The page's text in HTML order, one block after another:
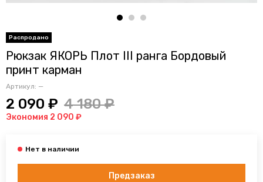
Рюкзак ЯКОРЬ Плот III ранга Бордовый
принт карман
Артикул: —
2 090 ₽ 4 180 ₽
Экономия 2 090 ₽
Предзаказ